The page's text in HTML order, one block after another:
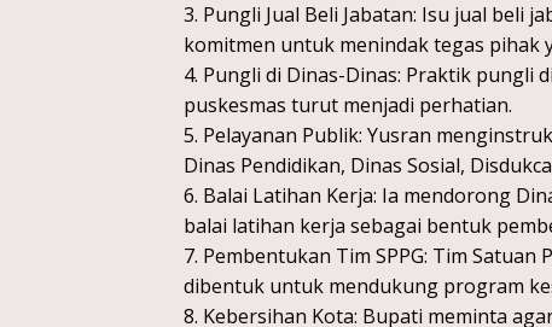
3. Pungli Jual Beli Jabatan: Isu jual beli
komitmen untuk menindak tegas pihak
4. Pungli di Dinas-Dinas: Praktik pungli
puskesmas turut menjadi perhatian.
5. Pelayanan Publik: Yusran
Dinas Pendidikan, Dinas Sosial,
6. Balai Latihan Kerja: Ia mendorong
balai latihan kerja sebagai bentuk
7. Pembentukan Tim SPPG: Tim
dibentuk untuk mendukung program
8. Kebersihan Kota: Bupati meminta